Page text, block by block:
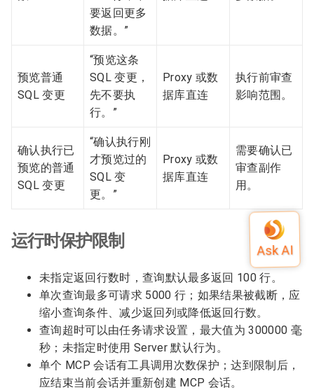
要返回更多
数据。”
预览普通
SQL 变更
“预览这条
SQL 变更，
先不要执
行。”
Proxy 或数
据库直连
执行前审查
影响范围。
确认执行已
预览的普通
SQL 变更
“确认执行刚
才预览过的
SQL 变
更。”
Proxy 或数
据库直连
需要确认已
审查副作
用。
运行时保护限制
未指定返回行数时，查询默认最多返回 100 行。
单次查询最多可请求 5000 行；如果结果被截断，应
缩小查询条件、减少返回列或降低返回行数。
查询超时可以由任务请求设置，最大值为 300000 毫
秒；未指定时使用 Server 默认行为。
单个 MCP 会话有工具调用次数保护；达到限制后，
应结束当前会话并重新创建 MCP 会话。